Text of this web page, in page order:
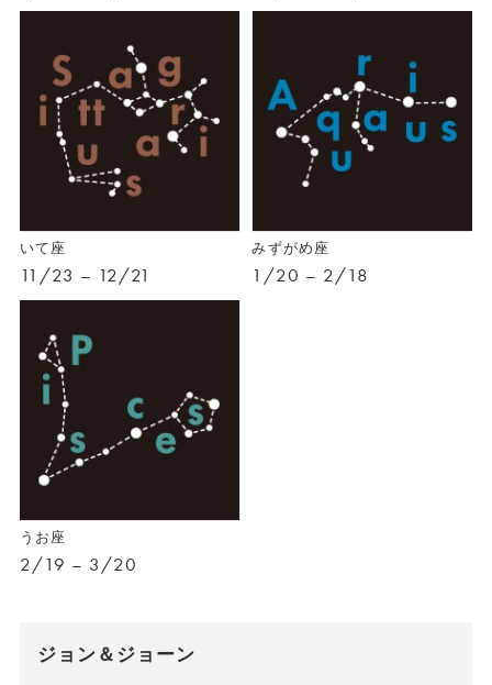
いて座
11/23 – 12/21
みずがめ座
1/20 – 2/18
うお座
2/19 – 3/20
ジョン＆ジョーン